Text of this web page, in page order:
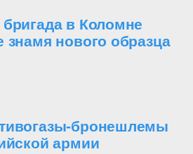
в Коломне
знамя нового образца
бронешлемы
армии